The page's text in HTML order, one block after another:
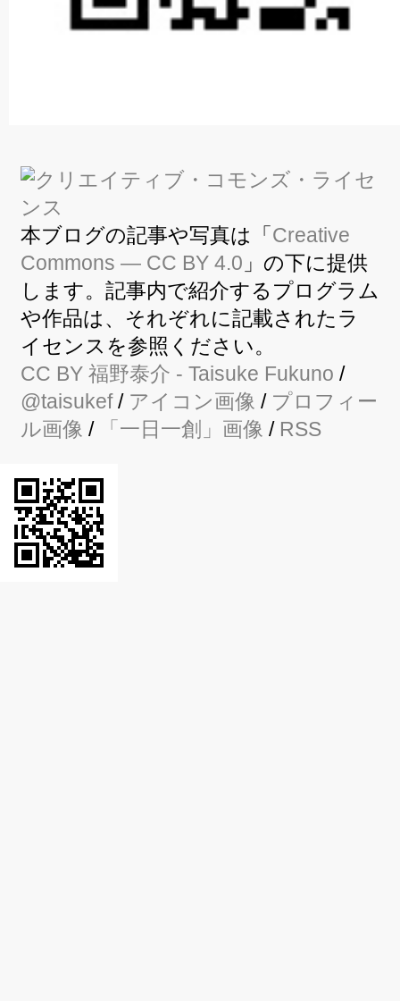
本ブログの記事や写真は「 Creative
Commons — CC BY 4.0 」の下に提供
します。記事内で紹介するプログラム
や作品は、それぞれに記載されたラ
イセンスを参照ください。
CC BY 福野泰介 - Taisuke Fukuno /
@taisukef/ アイコン画像 / プロフィー
ル画像 / 「一日一創」画像 / RSS